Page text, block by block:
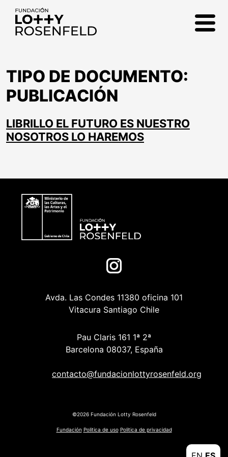
TIPO DE DOCUMENTO:
PUBLICACIÓN
LIBRILLO EL FUTURO ES NUESTRO
NOSOTROS LO HAREMOS
Avda. Las Condes 11380 oficina 101
Vitacura Santiago Chile
Pau Claris 161 1ª 2ª
Barcelona 08037, España
contacto@fundacionlottyrosenfeld.org
©2026 Fundación Lotty Rosenfeld
Fundación Politica de uso Politica de privacidad